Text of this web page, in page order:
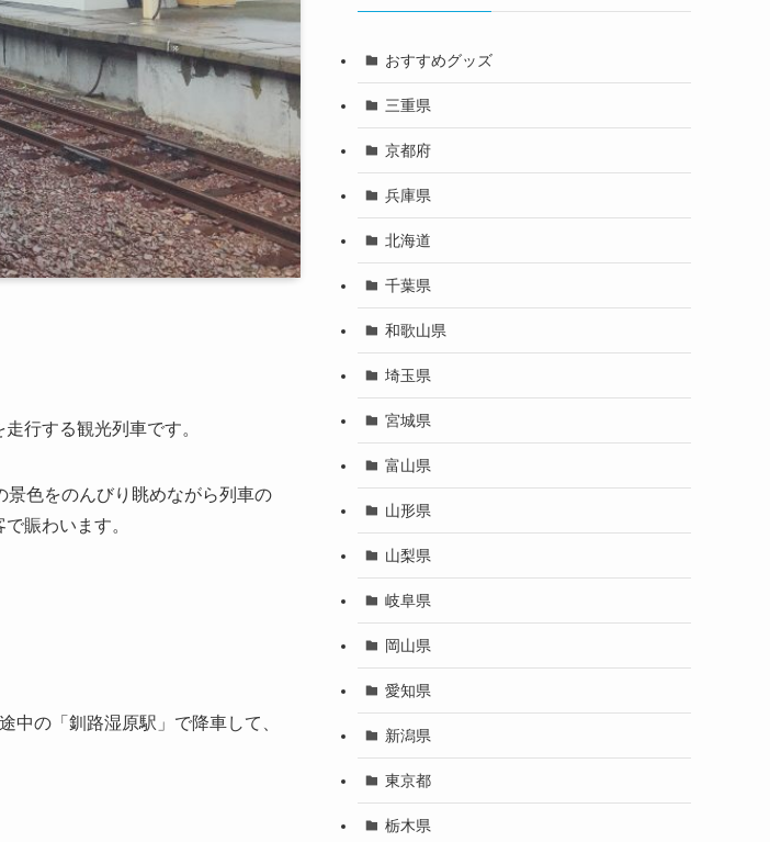
行する観光列車です。
景色をのんびり眺めながら列車の
賑わいます。
中の「釧路湿原駅」で降車して、
おすすめグッズ
三重県
京都府
兵庫県
北海道
千葉県
和歌山県
埼玉県
宮城県
富山県
山形県
山梨県
岐阜県
岡山県
愛知県
新潟県
東京都
栃木県